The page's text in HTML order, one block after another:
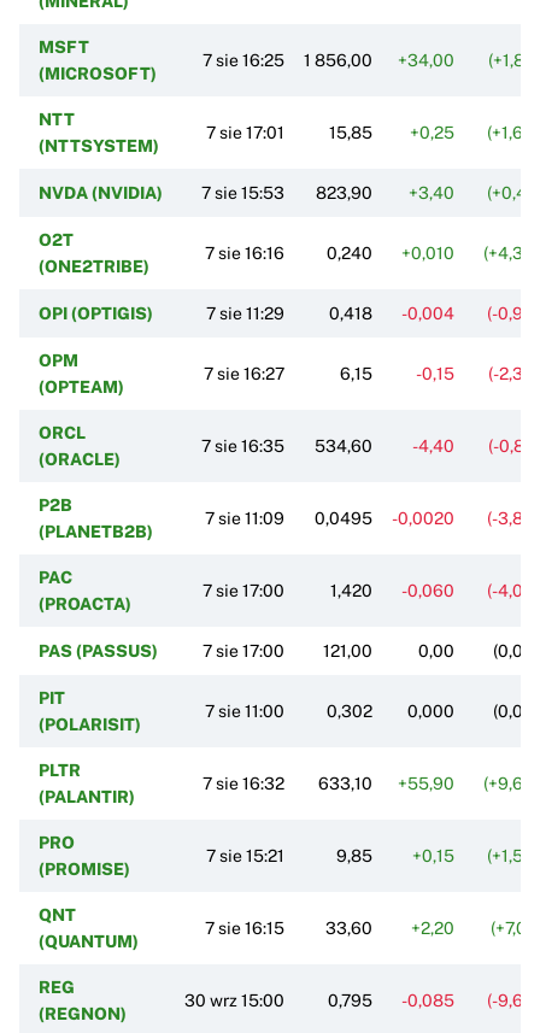
MSFT
(MICROSOFT)
7 sie 16:25 1 856,00 +34,00
NTT
(NTTSYSTEM)
7 sie 17:01 15,85 +0,25
NVDA (NVIDIA) 7 sie 15:53 823,90 +3,40
O2T
(ONE2TRIBE)
7 sie 16:16 0,240 +0,010
OPI (OPTIGIS) 7 sie 11:29 0,418 -0,004 (-
OPM
(OPTEAM)
7 sie 16:27 6,15 -0,15 (-
ORCL
(ORACLE)
7 sie 16:35 534,60 -4,40 (-
P2B
(PLANETB2B)
7 sie 11:09 0,0495 -0,0020 (-
PAC
(PROACTA)
7 sie 17:00 1,420 -0,060 (-
PAS (PASSUS) 7 sie 17:00 121,00 0,00
PIT
(POLARISIT)
7 sie 11:00 0,302 0,000
PLTR
(PALANTIR)
7 sie 16:32 633,10 +55,90
PRO
(PROMISE)
7 sie 15:21 9,85 +0,15
QNT
(QUANTUM)
7 sie 16:15 33,60 +2,20
REG
(REGNON)
30 wrz 15:00 0,795 -0,085 (-